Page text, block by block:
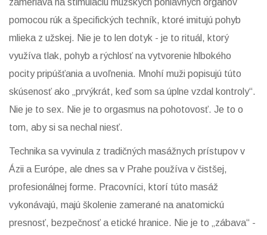
zameriava na stimuláciu mužských pohlavných orgánov
pomocou rúk a špecifických techník, ktoré imitujú pohyb
mlieka z užskej. Nie je to len dotyk - je to rituál, ktorý
využíva tlak, pohyb a rýchlosť na vytvorenie hlbokého
pocity pripúšťania a uvoľnenia. Mnohí muži popisujú túto
skúsenosť ako „prvýkrát, keď som sa úplne vzdal kontroly“.
Nie je to sex. Nie je to orgasmus na pohotovosť. Je to o
tom, aby si sa nechal niesť.
Technika sa vyvinula z tradičných masážnych prístupov v
Ázii a Európe, ale dnes sa v Prahe používa v čistšej,
profesionálnej forme. Pracovníci, ktorí túto masáž
vykonávajú, majú školenie zamerané na anatomickú
presnosť, bezpečnosť a etické hranice. Nie je to „zábava“ -